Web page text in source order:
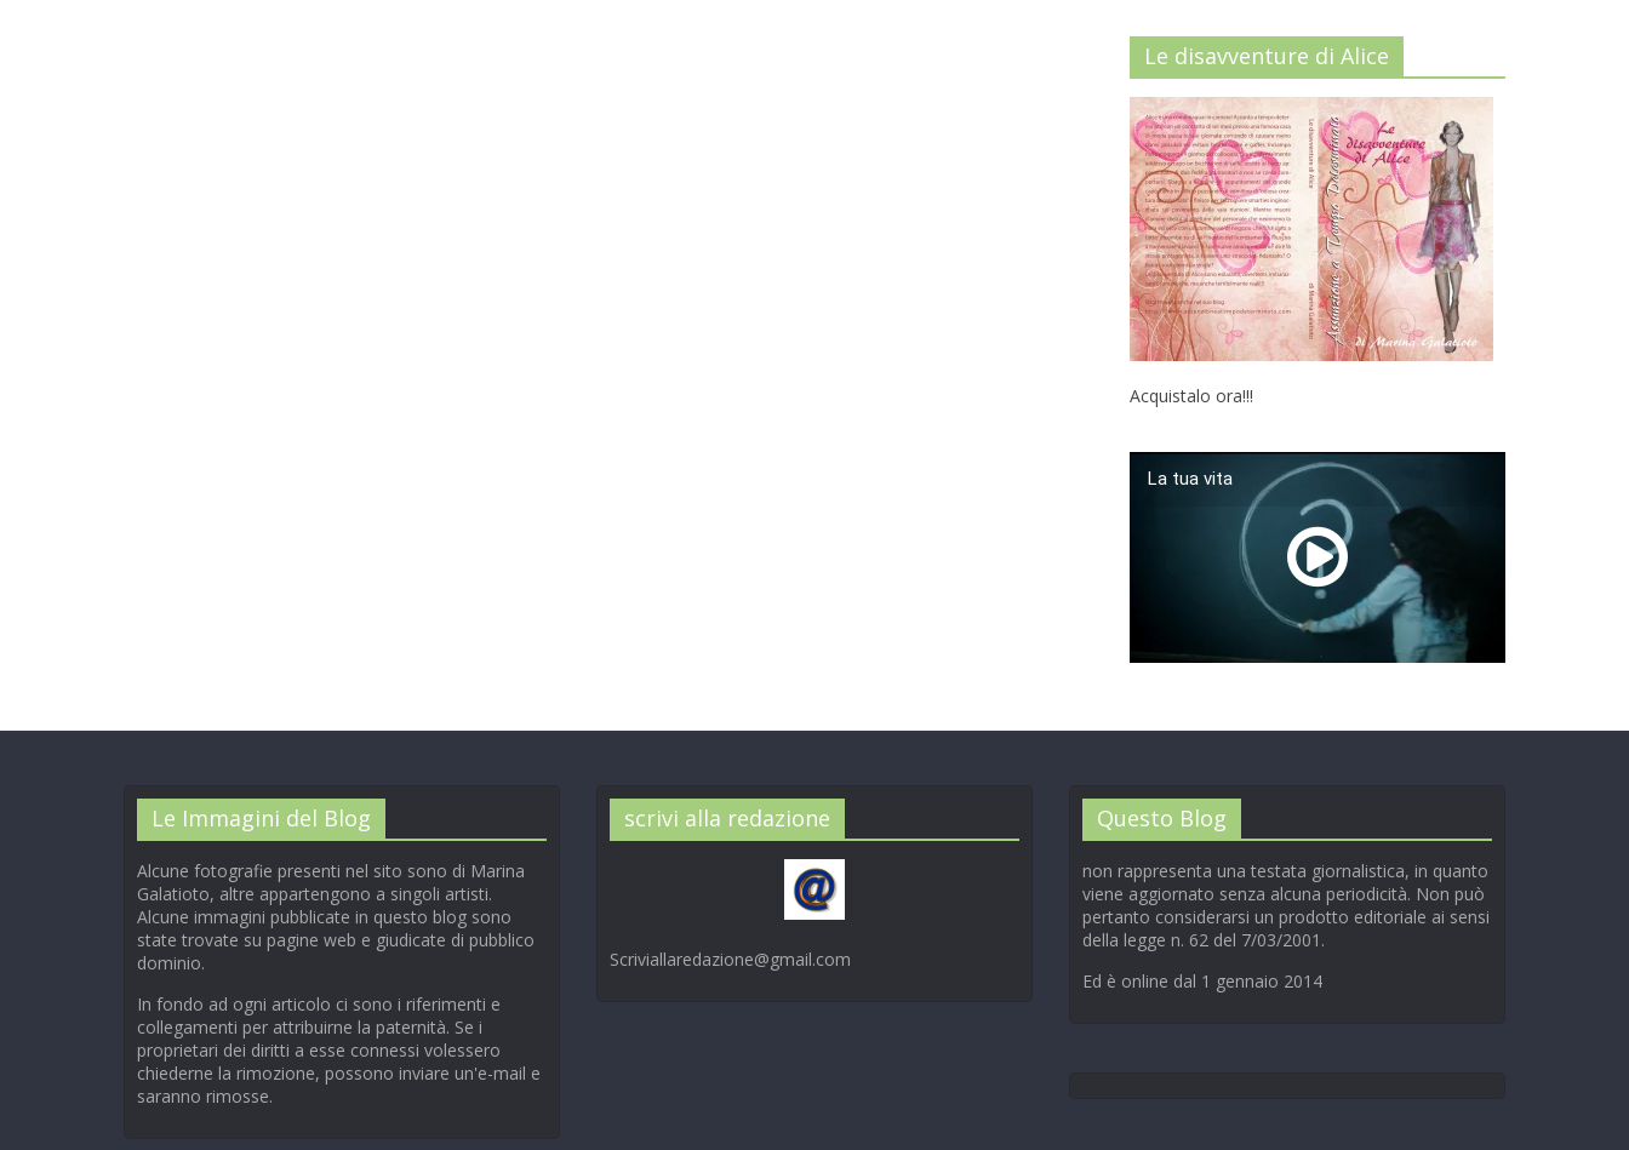
Le disavventure di Alice
Acquistalo ora!!!
La tua vita
01:04
Le Immagini del Blog
Alcune fotografie presenti nel sito sono di Marina
Galatioto, altre appartengono a singoli artisti.
Alcune immagini pubblicate in questo blog sono
state trovate su pagine web e giudicate di pubblico
dominio.
In fondo ad ogni articolo ci sono i riferimenti e
collegamenti per attribuirne la paternità. Se i
proprietari dei diritti a esse connessi volessero
chiederne la rimozione, possono inviare un'e-mail e
saranno rimosse.
scrivi alla redazione
Scriviallaredazione@gmail.com
Questo Blog
non rappresenta una testata giornalistica, in quanto
viene aggiornato senza alcuna periodicità. Non può
pertanto considerarsi un prodotto editoriale ai sensi
della legge n. 62 del 7/03/2001.
Ed è online dal 1 gennaio 2014